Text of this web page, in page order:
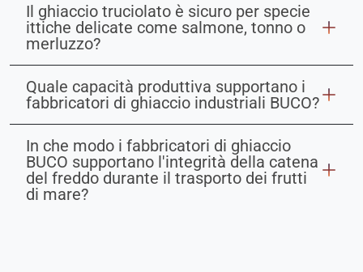
Il ghiaccio truciolato è sicuro per specie
ittiche delicate come salmone, tonno o
merluzzo?
Quale capacità produttiva supportano i
fabbricatori di ghiaccio industriali BUCO?
In che modo i fabbricatori di ghiaccio
BUCO supportano l'integrità della catena
del freddo durante il trasporto dei frutti
di mare?